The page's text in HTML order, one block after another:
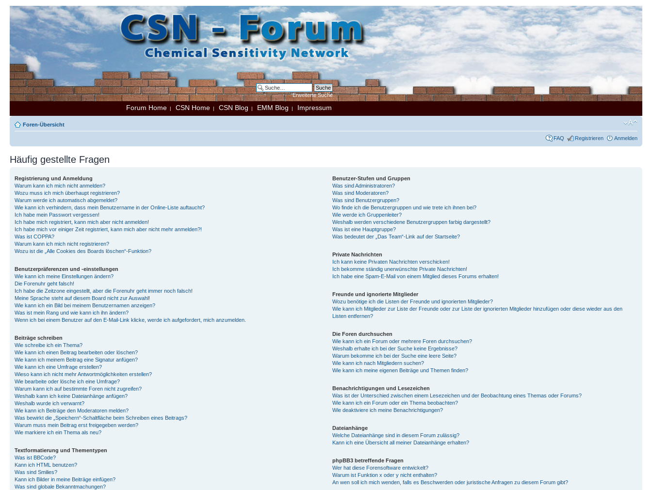
Erweiterte Suche
Forum Home | CSN Home | CSN Blog | EMM Blog | Impressum
Foren-Übersicht
FAQ Registrieren Anmelden
Häufig gestellte Fragen
Registrierung und Anmeldung
Warum kann ich mich nicht anmelden?
Wozu muss ich mich überhaupt registrieren?
Warum werde ich automatisch abgemeldet?
Wie kann ich verhindern, dass mein Benutzername in der Online-Liste auftaucht?
Ich habe mein Passwort vergessen!
Ich habe mich registriert, kann mich aber nicht anmelden!
Ich habe mich vor einiger Zeit registriert, kann mich aber nicht mehr anmelden?!
Was ist COPPA?
Warum kann ich mich nicht registrieren?
Wozu ist die „Alle Cookies des Boards löschen“-Funktion?
Benutzerpräferenzen und -einstellungen
Wie kann ich meine Einstellungen ändern?
Die Forenuhr geht falsch!
Ich habe die Zeitzone eingestellt, aber die Forenuhr geht immer noch falsch!
Meine Sprache steht auf diesem Board nicht zur Auswahl!
Wie kann ich ein Bild bei meinem Benutzernamen anzeigen?
Was ist mein Rang und wie kann ich ihn ändern?
Wenn ich bei einem Benutzer auf den E-Mail-Link klicke, werde ich aufgefordert, mich anzumelden.
Beiträge schreiben
Wie schreibe ich ein Thema?
Wie kann ich einen Beitrag bearbeiten oder löschen?
Wie kann ich meinem Beitrag eine Signatur anfügen?
Wie kann ich eine Umfrage erstellen?
Wieso kann ich nicht mehr Antwortmöglichkeiten erstellen?
Wie bearbeite oder lösche ich eine Umfrage?
Warum kann ich auf bestimmte Foren nicht zugreifen?
Weshalb kann ich keine Dateianhänge anfügen?
Weshalb wurde ich verwarnt?
Wie kann ich Beiträge den Moderatoren melden?
Was bewirkt die „Speichern“-Schaltfläche beim Schreiben eines Beitrags?
Warum muss mein Beitrag erst freigegeben werden?
Wie markiere ich ein Thema als neu?
Textformatierung und Thementypen
Was ist BBCode?
Kann ich HTML benutzen?
Was sind Smilies?
Kann ich Bilder in meine Beiträge einfügen?
Was sind globale Bekanntmachungen?
Benutzer-Stufen und Gruppen
Was sind Administratoren?
Was sind Moderatoren?
Was sind Benutzergruppen?
Wo finde ich die Benutzergruppen und wie trete ich ihnen bei?
Wie werde ich Gruppenleiter?
Weshalb werden verschiedene Benutzergruppen farbig dargestellt?
Was ist eine Hauptgruppe?
Was bedeutet der „Das Team“-Link auf der Startseite?
Private Nachrichten
Ich kann keine Privaten Nachrichten verschicken!
Ich bekomme ständig unerwünschte Private Nachrichten!
Ich habe eine Spam-E-Mail von einem Mitglied dieses Forums erhalten!
Freunde und ignorierte Mitglieder
Wozu benötige ich die Listen der Freunde und ignorierten Mitglieder?
Wie kann ich Mitglieder zur Liste der Freunde oder zur Liste der ignorierten Mitglieder hinzufügen oder diese wieder aus den
Listen entfernen?
Die Foren durchsuchen
Wie kann ich ein Forum oder mehrere Foren durchsuchen?
Weshalb erhalte ich bei der Suche keine Ergebnisse?
Warum bekomme ich bei der Suche eine leere Seite?
Wie kann ich nach Mitgliedern suchen?
Wie kann ich meine eigenen Beiträge und Themen finden?
Benachrichtigungen und Lesezeichen
Was ist der Unterschied zwischen einem Lesezeichen und der Beobachtung eines Themas oder Forums?
Wie kann ich ein Forum oder ein Thema beobachten?
Wie deaktiviere ich meine Benachrichtigungen?
Dateianhänge
Welche Dateianhänge sind in diesem Forum zulässig?
Kann ich eine Übersicht all meiner Dateianhänge erhalten?
phpBB3 betreffende Fragen
Wer hat diese Forensoftware entwickelt?
Warum ist Funktion x oder y nicht enthalten?
An wen soll ich mich wenden, falls es Beschwerden oder juristische Anfragen zu diesem Forum gibt?